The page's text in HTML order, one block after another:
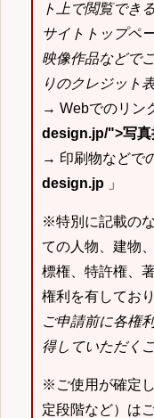
ト上で閲覧でき
サイトトップペ
映像作品などで
りのクレジット
→ Webでのリン
design.jp/">写真
→ 印刷物などで
design.jp 」
※特別に記載の
ての人物、建物
標権、特許権、
権利を有してお
ご申請前に各権
得していただく
※ご使用が確定
定段階など）は